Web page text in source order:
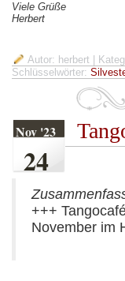
Viele Grüße
Herbert
Autor: herbert |
Schlüsselwörter:
Nov '23
24
+++
November im